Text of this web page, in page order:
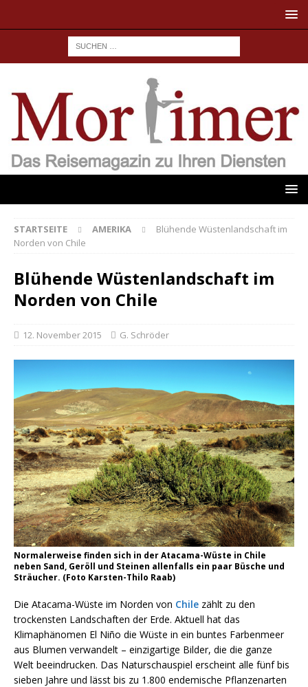
STARTSEITE AMERIKA
Blühende Wüstenlandschaft im
Norden von Chile
Blühende Wüstenlandschaft im
Norden von Chile
12. November 2015 G. Schröder
Normalerweise finden sich in der Atacama-Wüste in Chile
neben Sand, Geröll und Steinen allenfalls ein paar Büsche und
Sträucher. (Foto Karsten-Thilo Raab)
Die Atacama-Wüste im Norden von Chile zählt zu den
trockensten Landschaften der Erde. Aktuell hat das
Klimaphänomen El Niño die Wüste in ein buntes Farbenmeer
aus Blumen verwandelt – einzigartige Bilder, die die ganze
Welt beeindrucken. Das Naturschauspiel erscheint alle fünf bis
sieben Jahre und lässt bis zu 1.800 endemische Pflanzenarten